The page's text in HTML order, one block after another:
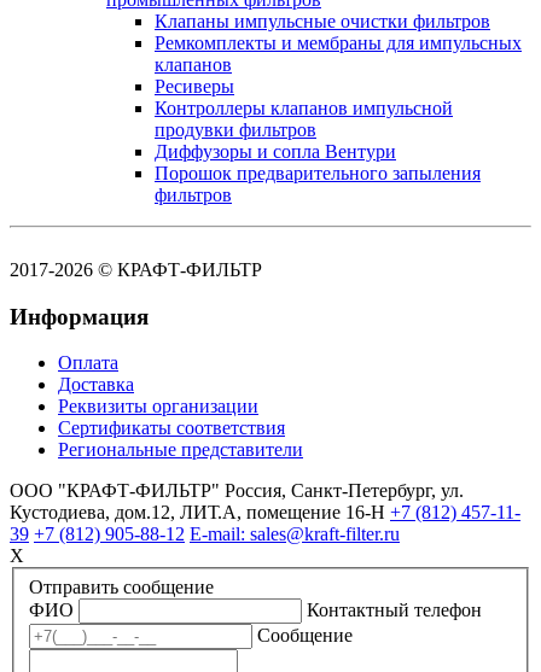
Клапаны импульсные очистки фильтров
Ремкомплекты и мембраны для импульсных
клапанов
Ресиверы
Контроллеры клапанов импульсной
продувки фильтров
Диффузоры и сопла Вентури
Порошок предварительного запыления
фильтров
2017-2026 © КРАФТ-ФИЛЬТР
Информация
Оплата
Доставка
Реквизиты организации
Сертификаты соответствия
Региональные представители
ООО "КРАФТ-ФИЛЬТР" Россия, Санкт-Петербург, ул.
Кустодиева, дом.12, ЛИТ.А, помещение 16-Н +7 (812) 457-11-
39 +7 (812) 905-88-12 E-mail: sales@kraft-filter.ru
X
Отправить сообщение
ФИО
Контактный телефон
Сообщение